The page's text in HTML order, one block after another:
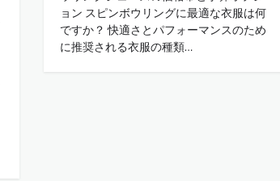
ョン スピンボウリングに最適な衣服は何
ですか？ 快適さとパフォーマンスのため
に推奨される衣服の種類…